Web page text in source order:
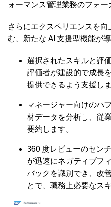
ォーマンス管理業務のフォー
さらにエクスペリエンスを
む、新たな AI 支援型機能が導
選択されたスキルと評
評価者が建設的で成長
提供できるよう支援しま
マネージャー向けのパ
材データを分析し、従
要約します。
360 度レビューのセン
が迅速にネガティブフ
バックを識別でき、改
とで、職務上必要なス